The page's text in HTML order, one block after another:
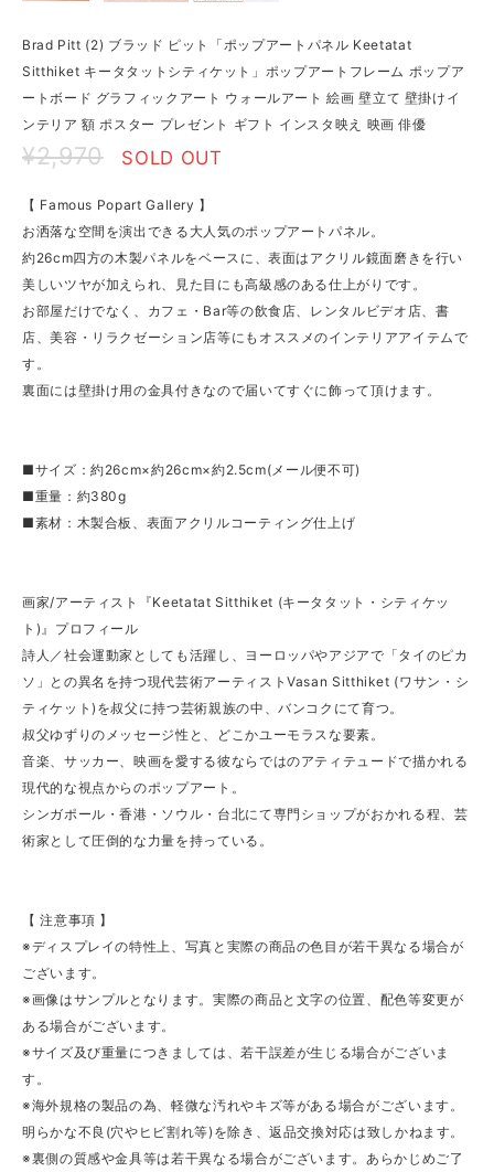
Brad Pitt (2) ブラッド ピット「ポップアートパネル Keetatat
Sitthiket キータタットシティケット」ポップアートフレーム ポップア
ートボード グラフィックアート ウォールアート 絵画 壁立て 壁掛けイ
ンテリア 額 ポスター プレゼント ギフト インスタ映え 映画 俳優
¥2,970 SOLD OUT
【 Famous Popart Gallery 】
お洒落な空間を演出できる大人気のポップアートパネル。
約26cm四方の木製パネルをベースに、表面はアクリル鏡面磨きを行い
美しいツヤが加えられ、見た目にも高級感のある仕上がりです。
お部屋だけでなく、カフェ・Bar等の飲食店、レンタルビデオ店、書
店、美容・リラクゼーション店等にもオススメのインテリアアイテムで
す。
裏面には壁掛け用の金具付きなので届いてすぐに飾って頂けます。
■サイズ：約26cm×約26cm×約2.5cm(メール便不可)
■重量：約380g
■素材：木製合板、表面アクリルコーティング仕上げ
画家/アーティスト『Keetatat Sitthiket (キータタット・シティケッ
ト)』プロフィール
詩人／社会運動家としても活躍し、ヨーロッパやアジアで「タイのピカ
ソ」との異名を持つ現代芸術アーティストVasan Sitthiket (ワサン・シ
ティケット)を叔父に持つ芸術親族の中、バンコクにて育つ。
叔父ゆずりのメッセージ性と、どこかユーモラスな要素。
音楽、サッカー、映画を愛する彼ならではのアティテュードで描かれる
現代的な視点からのポップアート。
シンガポール・香港・ソウル・台北にて専門ショップがおかれる程、芸
術家として圧倒的な力量を持っている。
【 注意事項 】
※ディスプレイの特性上、写真と実際の商品の色目が若干異なる場合が
ございます。
※画像はサンプルとなります。実際の商品と文字の位置、配色等変更が
ある場合がございます。
※サイズ及び重量につきましては、若干誤差が生じる場合がございま
す。
※海外規格の製品の為、軽微な汚れやキズ等がある場合がございます。
明らかな不良(穴やヒビ割れ等)を除き、返品交換対応は致しかねます。
※裏側の質感や金具等は若干異なる場合がございます。あらかじめご了